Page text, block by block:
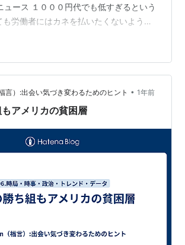
ュース １０００円代でも低すぎるという
労働者にはカネを払いたくないよう
る。 そんなブラック企業は潰れたほう
ないか？ 守銭奴の国、岩手県には住まな
もしれない。
言）:出会い気づき変わるためのヒント • 1年前
アメリカの貧困層